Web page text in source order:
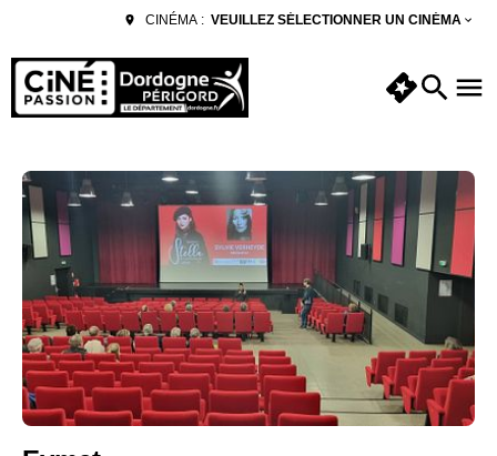
CINÉMA : VEUILLEZ SÉLECTIONNER UN CINÉMA